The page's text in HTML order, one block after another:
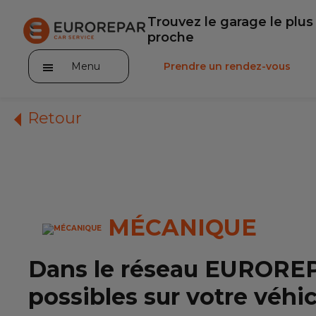
Trouvez le garage le plus
proche
Menu
Nos prestations
Notre gamme de pièces
Prendre un rendez-vous
Retour
MÉCANIQUE
Dans le réseau
possibles sur votre